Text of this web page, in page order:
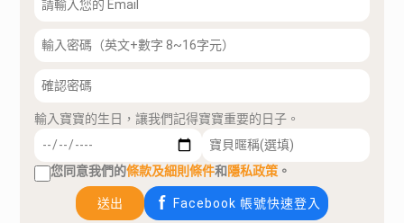
輸入寶寶的生日，讓我們記得寶寶重要的日子。
您同意我們的條款及細則條件和隱私政策 。
送出 Facebook 帳號快速登入